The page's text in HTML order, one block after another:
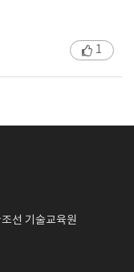
1
선 기술교육원